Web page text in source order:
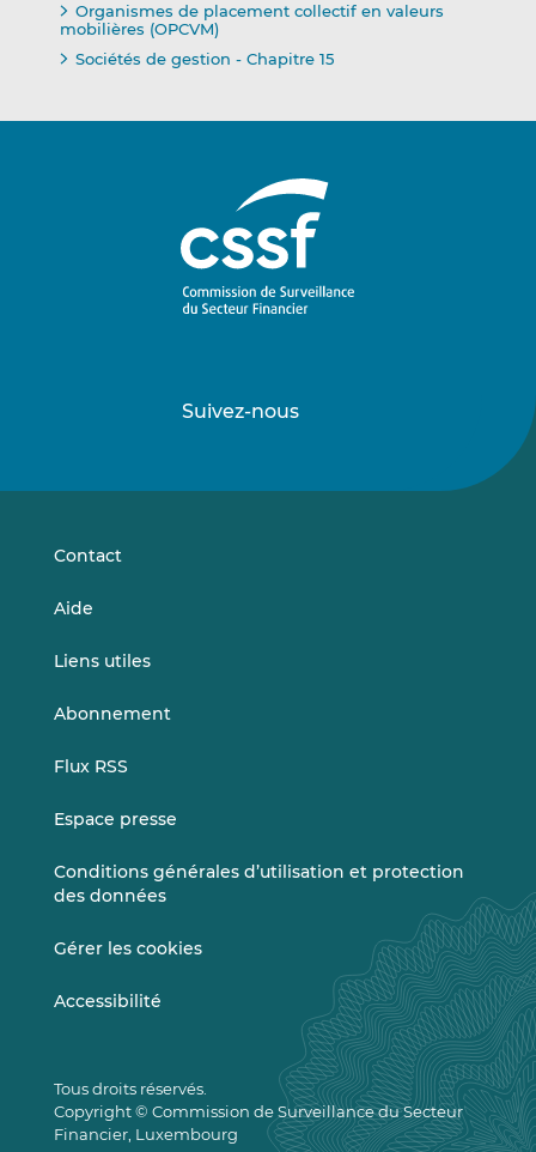
Organismes de placement collectif en valeurs
mobilières (OPCVM)
Sociétés de gestion - Chapitre 15
Suivez-nous
sursur
Contact
Aide
Liens utiles
Abonnement
Flux RSS
Espace presse
Conditions générales d’utilisation et protection
des données
Gérer les cookies
Accessibilité
Tous droits réservés.
Copyright © Commission de Surveillance du Secteur
Financier, Luxembourg